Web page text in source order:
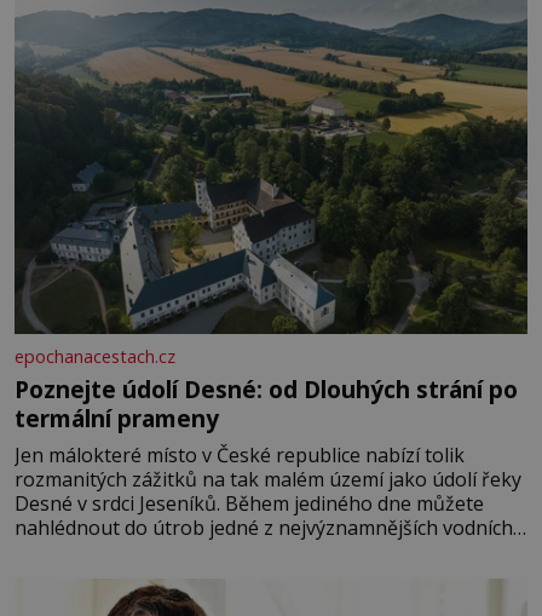
epochanacestach.cz
Poznejte údolí Desné: od Dlouhých strání po
termální prameny
Jen málokteré místo v České republice nabízí tolik
rozmanitých zážitků na tak malém území jako údolí řeky
Desné v srdci Jeseníků. Během jediného dne můžete
nahlédnout do útrob jedné z nejvýznamnějších vodních
se na koloběžce a den zakončit poznáváním památek ve
Velkých Losinách nebo v termálním